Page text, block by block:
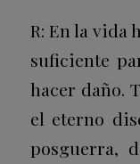
R: En la vida
suficiente
hacer daño.
el eterno
posguerra,